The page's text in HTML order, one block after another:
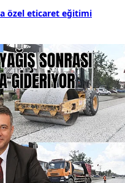
özel eticaret eğitimi